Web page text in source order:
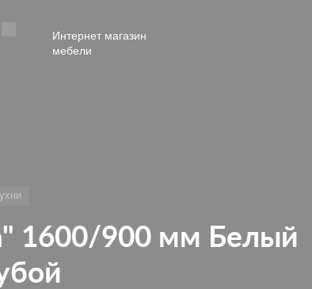
Интернет магазин
мебели
1600/900 мм Белый